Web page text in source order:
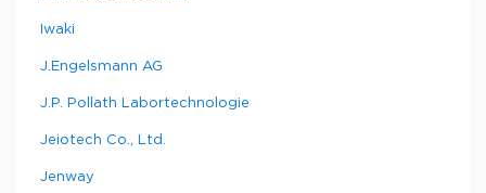
Iwaki
J.Engelsmann AG
J.P. Pollath Labortechnologie
Jeiotech Co., Ltd.
Jenway